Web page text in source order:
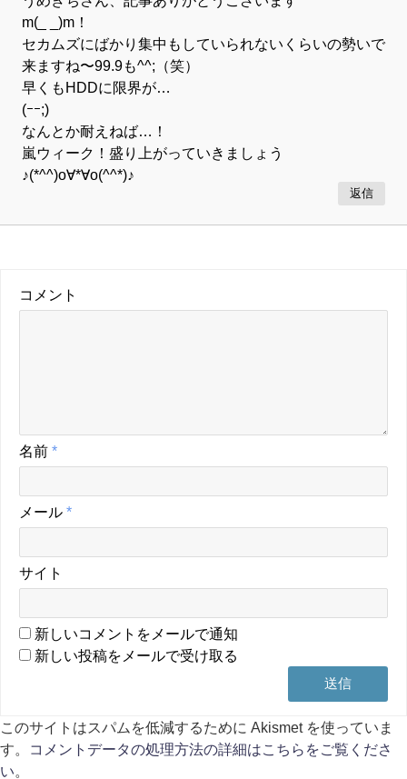
m(_ _)m！
セカムズにばかり集中もしていられないくらいの勢いで
来ますね〜99.9も^^;（笑）
早くもHDDに限界が…
(ｰｰ;)
なんとか耐えねば…！
嵐ウィーク！盛り上がっていきましょう
♪(*^^)o∀*∀o(^^*)♪
返信
コメント
名前 *
メール *
サイト
新しいコメントをメールで通知
新しい投稿をメールで受け取る
このサイトはスパムを低減するために Akismet を使っていま
す。
コメントデータの処理方法の詳細はこちらをご覧くださ
い